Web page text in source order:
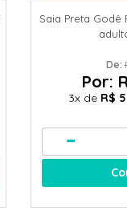
Saia Preta Godê
De:
Por:
3x de R$